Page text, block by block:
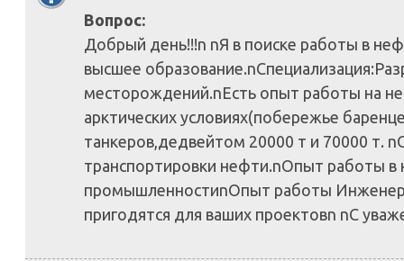
Вопрос:
Добрый день!!!n nЯ в поиске работы в
высшее
месторождений.nЕсть опыт работы на
арктических условиях(побережье
танкеров,дедвейтом 20000 т и 70000 т.
транспортировки нефти.nОпыт работы
промышленностиnОпыт работы
пригодятся для ваших проектовn nС